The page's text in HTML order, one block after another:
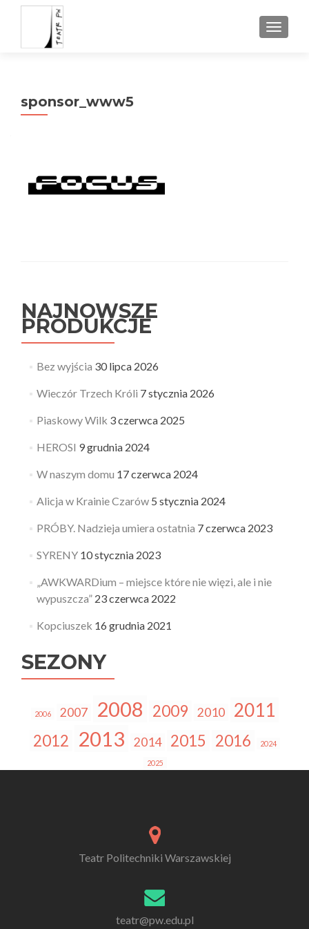
sponsor_www5
NAJNOWSZE
PRODUKCJE
Bez wyjścia 30 lipca 2026
Wieczór Trzech Króli 7 stycznia 2026
Piaskowy Wilk 3 czerwca 2025
HEROSI 9 grudnia 2024
W naszym domu 17 czerwca 2024
Alicja w Krainie Czarów 5 stycznia 2024
PRÓBY. Nadzieja umiera ostatnia 7 czerwca 2023
SYRENY 10 stycznia 2023
„AWKWARDium – miejsce które nie więzi, ale i nie
wypuszcza” 23 czerwca 2022
Kopciuszek 16 grudnia 2021
SEZONY
2006 2007 2008 2009 2010 2011
2012 2013 2014 2015 2016 2024
2025
Teatr Politechniki Warszawskiej
teatr@pw.edu.pl